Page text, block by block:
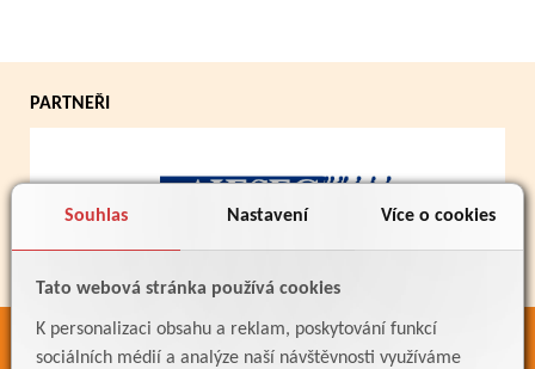
Souhlas Nastavení Více o cookies
Tato webová stránka používá cookies
K personalizaci obsahu a reklam, poskytování funkcí
sociálních médií a analýze naší návštěvnosti využíváme
PARTNEŘI
ODKAZY